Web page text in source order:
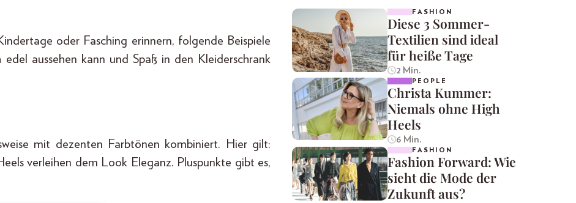
oder Fasching erinnern, folgende Beispiele
aussehen kann und Spaß in den Kleiderschrank
mit dezenten Farbtönen kombiniert. Hier gilt:
verleihen dem Look Eleganz. Pluspunkte gibt es,
FASHION
Diese 3 Sommer-
Textilien sind ideal
für heiße Tage
2 Min.
PEOPLE
Christa Kummer:
Niemals ohne High
Heels
6 Min.
FASHION
Fashion Forward: Wie
sieht die Mode der
Zukunft aus?